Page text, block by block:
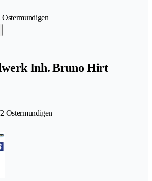
Ostermundigen
Inh. Bruno Hirt
Ostermundigen